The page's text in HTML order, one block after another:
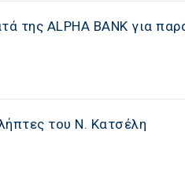
της ALPHA BANK για
του Ν. Κατσέλη